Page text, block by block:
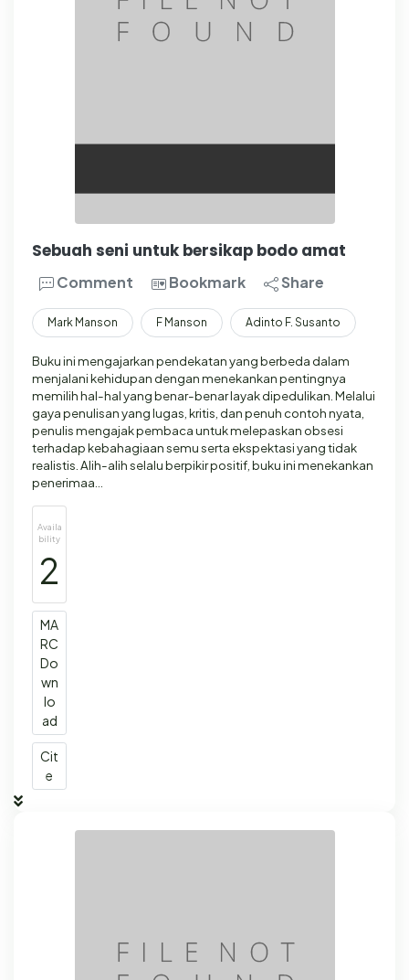
Sebuah seni untuk bersikap bodo amat
Comment Bookmark Share
Mark Manson F Manson Adinto F. Susanto
Buku ini mengajarkan pendekatan yang berbeda dalam
menjalani kehidupan dengan menekankan pentingnya
memilih hal-hal yang benar-benar layak dipedulikan. Melalui
gaya penulisan yang lugas, kritis, dan penuh contoh nyata,
penulis mengajak pembaca untuk melepaskan obsesi
terhadap kebahagiaan semu serta ekspektasi yang tidak
realistis. Alih-alih selalu berpikir positif, buku ini menekankan
penerimaa…
Availa
bility
2
MA
RC
Do
wn
lo
ad
Cit
e